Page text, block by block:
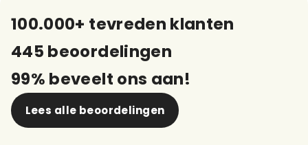
100.000+ tevreden klanten
445 beoordelingen
99% beveelt ons aan!
Lees alle beoordelingen